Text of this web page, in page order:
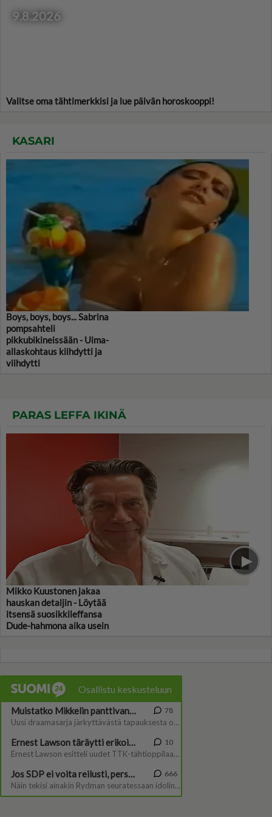
9.8.2026
Valitse oma tähtimerkkisi ja lue päivän horoskooppi!
KASARI
Boys, boys, boys... Sabrina
pompsahteli
pikkubikineissään - Uima-
allaskohtaus kiihdytti ja
viihdytti
PARAS LEFFA IKINÄ
Mikko Kuustonen jakaa
hauskan detaljin - Löytää
itsensä suosikkileffansa
Dude-hahmona aika usein